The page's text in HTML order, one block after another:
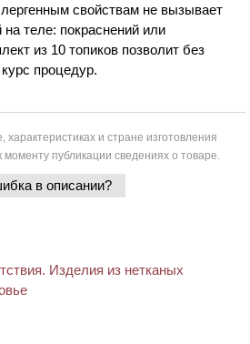
свойствам не вызывает
теле: покраснений или
из 10 топиков позволит без
процедур.
и стране изготовления
публикации сведениях о товаре.
в описании?